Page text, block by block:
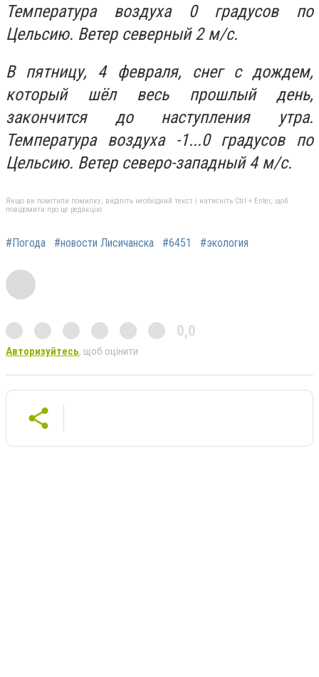
Температура воздуха 0 градусов по
Цельсию. Ветер северный 2 м/с.
В пятницу, 4 февраля, снег с дождем,
который шёл весь прошлый день,
закончится до наступления утра.
Температура воздуха -1...0 градусов по
Цельсию. Ветер северо-западный 4 м/с.
Якщо ви помітили помилку, виділіть необхідний текст і натисніть Ctrl + Enter, щоб
повідомити про це редакцію
#Погода #новости Лисичанска #6451 #экология
0,0
Авторизуйтесь, щоб оцінити